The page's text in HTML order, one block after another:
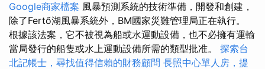
Google商家檔案 風暴預測系統的技術準備，開發和創建，
除了Fertő湖風暴系統外，BM國家災難管理局正在執行。
根據該法案，它不被視為船或水運動設備，也不必擁有運輸
當局發行的船隻或水上運動設備所需的類型批准。 探索台
北記帳士，尋找值得信賴的財務顧問 長照中心單人房，提